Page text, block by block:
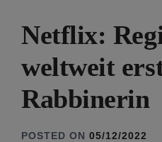
Netflix:
weltweit
Rabbinerin
POSTED ON 05/12/2022